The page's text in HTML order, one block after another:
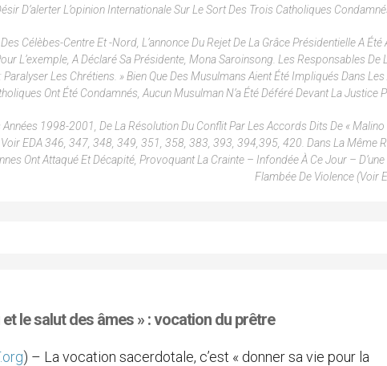
D’alerter L’opinion Internationale Sur Le Sort Des Trois Catholiques
Célèbes-Centre Et -Nord, L’annonce Du Rejet De La Grâce Présidentielle A Été
L’exemple, A Déclaré Sa Présidente, Mona Saroinsong. Les Responsables De
Les Chrétiens. » Bien Que Des Musulmans Aient Été Impliqués Dans
Ont Été Condamnés, Aucun Musulman N’a Été Déféré Devant La Justice
1998-2001, De La Résolution Du Conflit Par Les Accords Dits De « Malino
EDA 346, 347, 348, 349, 351, 358, 383, 393, 394,395, 420. Dans La Même
Ont Attaqué Et Décapité, Provoquant La Crainte – Infondée À Ce Jour –
Flambée De Violence (voir
le salut des âmes » : vocation du prêtre
) – La vocation sacerdotale, c’est « donner sa vie pour la